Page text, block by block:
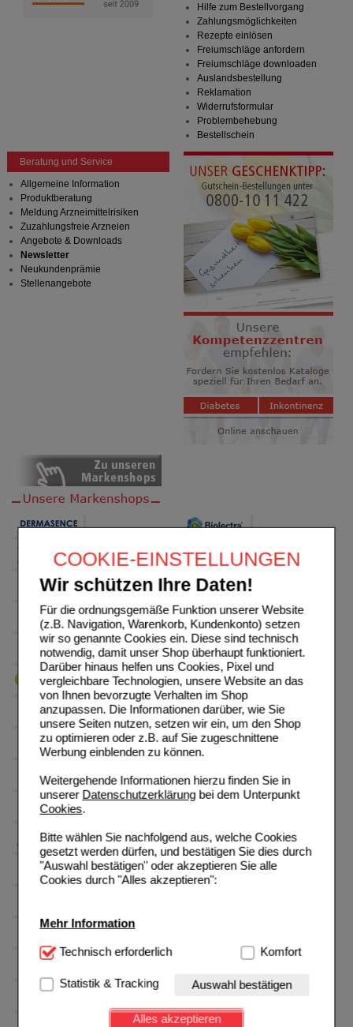
COOKIE-EINSTELLUNGEN
Wir schützen Ihre Daten!
Für die ordnungsgemäße Funktion unserer Website
(z.B. Navigation, Warenkorb, Kundenkonto) setzen
wir so genannte Cookies ein. Diese sind technisch
notwendig, damit unser Shop überhaupt funktioniert.
Darüber hinaus helfen uns Cookies, Pixel und
vergleichbare Technologien, unsere Website an das
von Ihnen bevorzugte Verhalten im Shop
anzupassen. Die Informationen darüber, wie Sie
unsere Seiten nutzen, setzen wir ein, um den Shop
zu optimieren oder z.B. auf Sie zugeschnittene
Werbung einblenden zu können.
Weitergehende Informationen hierzu finden Sie in
unserer Datenschutzerklärungbei dem Unterpunkt
Cookies.
Bitte wählen Sie nachfolgend aus, welche Cookies
gesetzt werden dürfen, und bestätigen Sie dies durch
"Auswahl bestätigen" oder akzeptieren Sie alle
Cookies durch "Alles akzeptieren":
Mehr Information
Technisch Notwendig:Hierbei handelt es sich um
Website notwendig sind (z.B. Navigation, Warenkorb,
Kundenkonto), weshalb auf diese nicht verzichtet
werden kann.
Technisch erforderlich Komfort
Statistik & Tracking Auswahl bestätigen
Alles akzeptieren
Hilfe zum Bestellvorgang
Zahlungsmöglichkeiten
Rezepte einlösen
Freiumschläge anfordern
Freiumschläge downloaden
Auslandsbestellung
Reklamation
Widerrufsformular
Problembehebung
Bestellschein
Beratung und Service
Allgemeine Information
Produktberatung
Meldung Arzneimittelrisiken
Zuzahlungsfreie Arzneien
Angebote & Downloads
Newsletter
Neukundenprämie
Stellenangebote